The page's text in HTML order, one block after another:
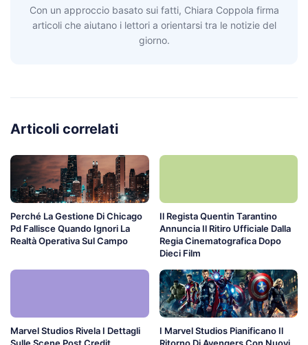
Con un approccio basato sui fatti, Chiara Coppola firma
articoli che aiutano i lettori a orientarsi tra le notizie del
giorno.
Articoli correlati
Perché La Gestione Di Chicago
Pd Fallisce Quando Ignori La
Realtà Operativa Sul Campo
Il Regista Quentin Tarantino
Annuncia Il Ritiro Ufficiale Dalla
Regia Cinematografica Dopo
Dieci Film
Marvel Studios Rivela I Dettagli
I Marvel Studios Pianificano Il